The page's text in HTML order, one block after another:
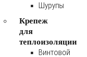
Шурупы
Крепеж
для
теплоизоляции
Винтовой